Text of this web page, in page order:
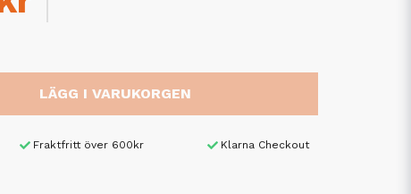
LÄGG I VARUKORGEN
Fraktfritt över 600kr Klarna Checkout